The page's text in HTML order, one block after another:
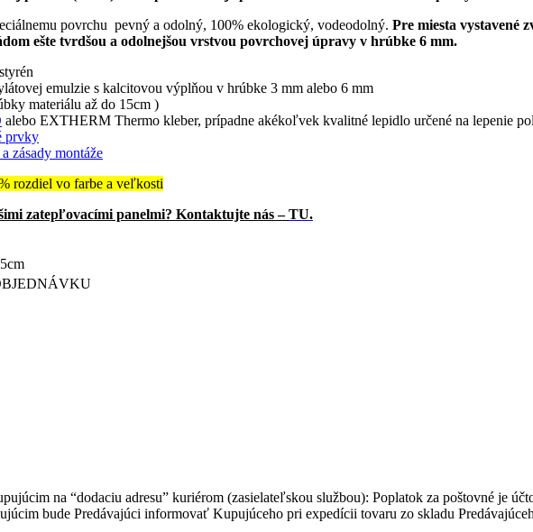
povrchu pevný a odolný, 100% ekologický, vodeodolný. Pre miesta vystavené
ešte tvrdšou a odolnejšou vrstvou povrchovej úpravy v hrúbke 6 mm.
emulzie s kalcitovou výplňou v hrúbke 3 mm alebo 6 mm
materiálu až do 15cm )
alebo EXTHERM Thermo kleber, prípadne akékoľvek kvalitné lepidlo určené na lepenie
prvky
zásady montáže
rozdiel vo farbe a veľkosti
zatepľovacími panelmi? Kontaktujte nás –TU.
5cm
na “dodaciu adresu” kuriérom (zasielateľskou službou): Poplatok za poštovné je
bude Predávajúci informovať Kupujúceho pri expedícii tovaru zo skladu